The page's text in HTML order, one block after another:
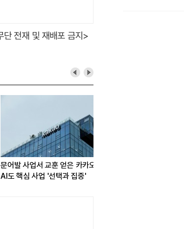
전재 및 재배포 금지>
사업서 교훈 얻은 카카오,
심 사업 '선택과 집중'